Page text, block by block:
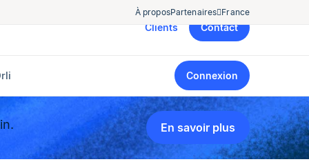
À proposPartenaires France
Clients Contact
Connexion
En savoir plus